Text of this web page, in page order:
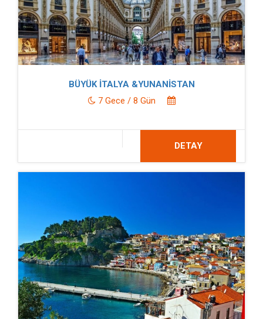
BÜYÜK İTALYA &YUNANİSTAN
7 Gece / 8 Gün
DETAY